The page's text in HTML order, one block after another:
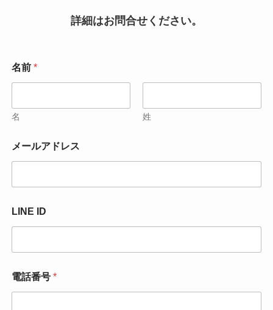
詳細はお問合せください。
名前 *
名 姓
メールアドレス
LINE ID
電話番号 *